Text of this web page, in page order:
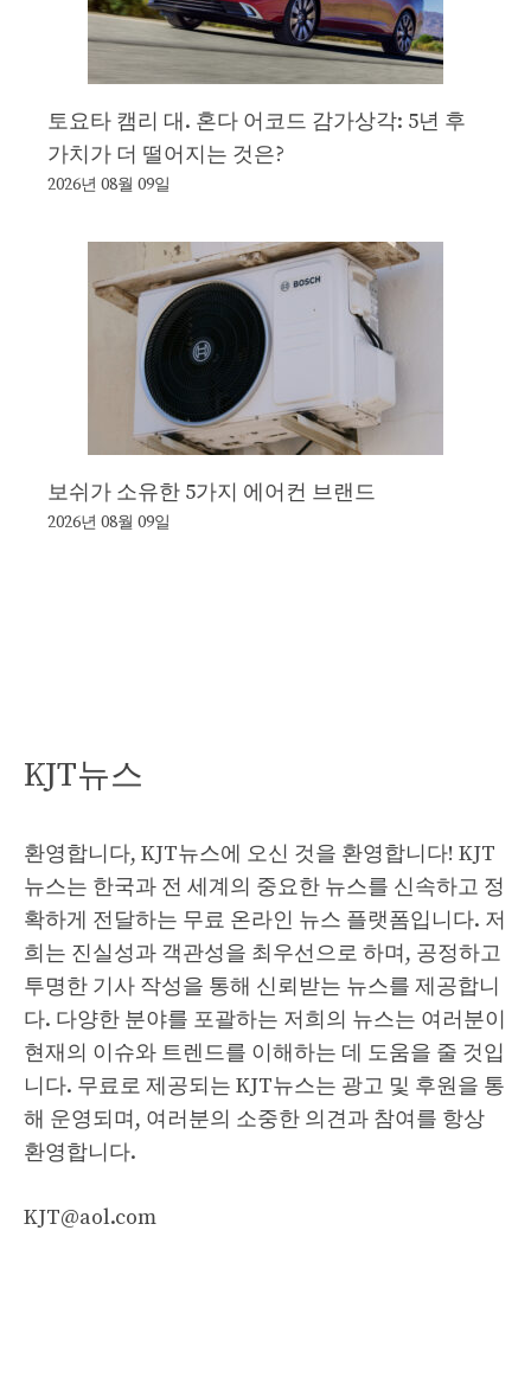
토요타 캠리 대. 혼다 어코드 감가상각: 5년 후
가치가 더 떨어지는 것은?
2026년 08월 09일
보쉬가 소유한 5가지 에어컨 브랜드
2026년 08월 09일
KJT뉴스
환영합니다, KJT뉴스에 오신 것을 환영합니다! KJT
뉴스는 한국과 전 세계의 중요한 뉴스를 신속하고 정
확하게 전달하는 무료 온라인 뉴스 플랫폼입니다. 저
희는 진실성과 객관성을 최우선으로 하며, 공정하고
투명한 기사 작성을 통해 신뢰받는 뉴스를 제공합니
다. 다양한 분야를 포괄하는 저희의 뉴스는 여러분이
현재의 이슈와 트렌드를 이해하는 데 도움을 줄 것입
니다. 무료로 제공되는 KJT뉴스는 광고 및 후원을 통
해 운영되며, 여러분의 소중한 의견과 참여를 항상
환영합니다.
KJT@aol.com